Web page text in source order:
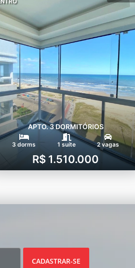
APTO. 3 DORMITÓRIOS
3 dorms 1 suíte 2 vagas
R$ 1.510.000
CADASTRAR-SE